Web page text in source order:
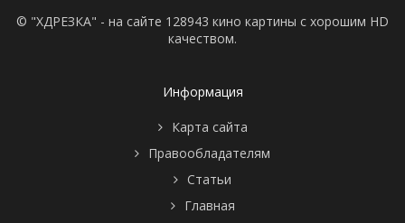
© "ХДРЕЗКА" - на сайте 128943 кино картины с хорошим HD
качеством.
Информация
Карта сайта
Правообладателям
Статьи
Главная